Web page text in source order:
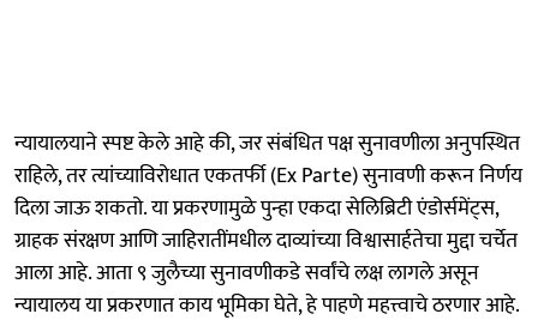
न्यायालयाने स्पष्ट केले आहे की, जर संबंधित पक्ष सुनावणीला अनुपस्थित
राहिले, तर त्यांच्याविरोधात एकतर्फी (Ex Parte) सुनावणी करून निर्णय
दिला जाऊ शकतो. या प्रकरणामुळे पुन्हा एकदा सेलिब्रिटी एंडोर्समेंट्स,
ग्राहक संरक्षण आणि जाहिरातींमधील दाव्यांच्या विश्वासार्हतेचा मुद्दा चर्चेत
आला आहे. आता ९ जुलैच्या सुनावणीकडे सर्वांचे लक्ष लागले असून
न्यायालय या प्रकरणात काय भूमिका घेते, हे पाहणे महत्त्वाचे ठरणार आहे.